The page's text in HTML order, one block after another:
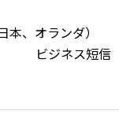
本、オランダ）
ビジネス短